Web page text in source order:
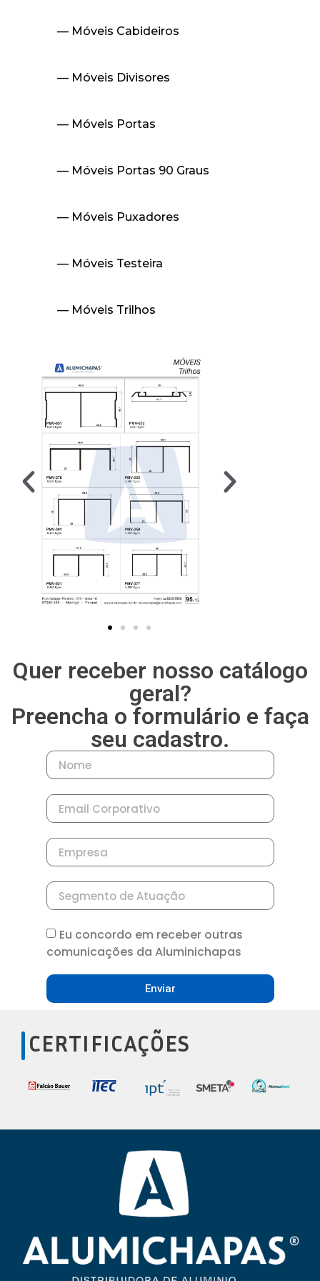
— Móveis Cabideiros
— Móveis Divisores
— Móveis Portas
— Móveis Portas 90 Graus
— Móveis Puxadores
— Móveis Testeira
— Móveis Trilhos
Quer receber nosso catálogo
geral?
Preencha o formulário e faça
seu cadastro.
Eu concordo em receber outras
comunicações da Aluminichapas
Enviar
CERTIFICAÇÕES